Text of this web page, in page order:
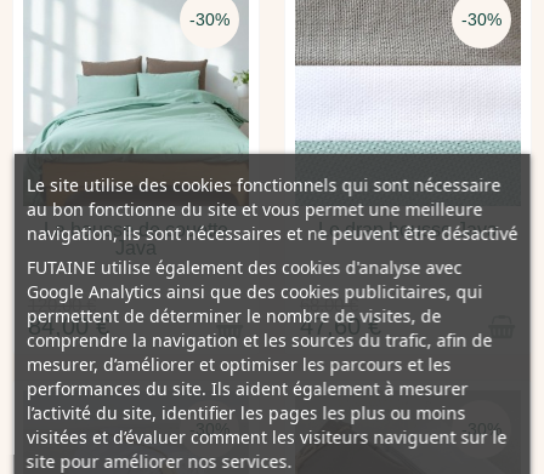
-30%
La housse de couette
Java
120,00 €
84,00 €
-30%
Le drap housse Java
68,00 €
47,60 €
-30% -30%
Le site utilise des cookies fonctionnels qui sont nécessaire
au bon fonctionne du site et vous permet une meilleure
navigation, ils sont nécessaires et ne peuvent être désactivé
FUTAINE utilise également des cookies d'analyse avec
Google Analytics ainsi que des cookies publicitaires, qui
permettent de déterminer le nombre de visites, de
comprendre la navigation et les sources du trafic, afin de
mesurer, d’améliorer et optimiser les parcours et les
performances du site. Ils aident également à mesurer
l’activité du site, identifier les pages les plus ou moins
visitées et d’évaluer comment les visiteurs naviguent sur le
site pour améliorer nos services.